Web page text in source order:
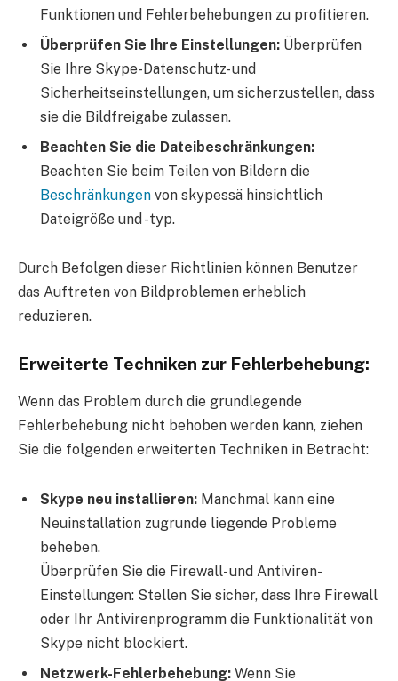
Funktionen und Fehlerbehebungen zu profitieren.
Überprüfen Sie Ihre Einstellungen: Überprüfen
Sie Ihre Skype-Datenschutz- und
Sicherheitseinstellungen, um sicherzustellen, dass
sie die Bildfreigabe zulassen.
Beachten Sie die Dateibeschränkungen:
Beachten Sie beim Teilen von Bildern die
Beschränkungen von skypessä hinsichtlich
Dateigröße und -typ.
Durch Befolgen dieser Richtlinien können Benutzer
das Auftreten von Bildproblemen erheblich
reduzieren.
Erweiterte Techniken zur Fehlerbehebung:
Wenn das Problem durch die grundlegende
Fehlerbehebung nicht behoben werden kann, ziehen
Sie die folgenden erweiterten Techniken in Betracht:
Skype neu installieren: Manchmal kann eine
Neuinstallation zugrunde liegende Probleme
beheben.
Überprüfen Sie die Firewall- und Antiviren-
Einstellungen: Stellen Sie sicher, dass Ihre Firewall
oder Ihr Antivirenprogramm die Funktionalität von
Skype nicht blockiert.
Netzwerk-Fehlerbehebung: Wenn Sie